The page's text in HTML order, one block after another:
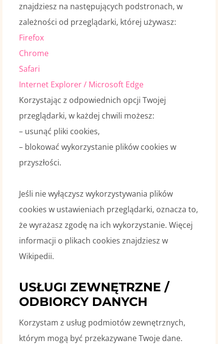
znajdziesz na następujących podstronach, w
zależności od przeglądarki, której używasz:
Firefox
Chrome
Safari
Internet Explorer / Microsoft Edge
Korzystając z odpowiednich opcji Twojej
przeglądarki, w każdej chwili możesz:
– usunąć pliki cookies,
– blokować wykorzystanie plików cookies w
przyszłości.
Jeśli nie wyłączysz wykorzystywania plików
cookies w ustawieniach przeglądarki, oznacza to,
że wyrażasz zgodę na ich wykorzystanie. Więcej
informacji o plikach cookies znajdziesz w
Wikipedii.
USŁUGI ZEWNĘTRZNE /
ODBIORCY DANYCH
Korzystam z usług podmiotów zewnętrznych,
którym mogą być przekazywane Twoje dane.